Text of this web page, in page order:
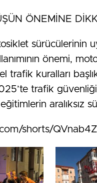
ÖNEMİNE
önemi,
trafik kuralları
trafik
aralıksız
shorts/